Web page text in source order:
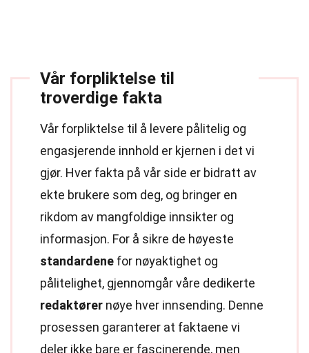
Vår forpliktelse til
troverdige fakta
Vår forpliktelse til å levere pålitelig og
engasjerende innhold er kjernen i det vi
gjør. Hver fakta på vår side er bidratt av
ekte brukere som deg, og bringer en
rikdom av mangfoldige innsikter og
informasjon. For å sikre de høyeste
standardene for nøyaktighet og
pålitelighet, gjennomgår våre dedikerte
redaktører nøye hver innsending. Denne
prosessen garanterer at faktaene vi
deler ikke bare er fascinerende, men